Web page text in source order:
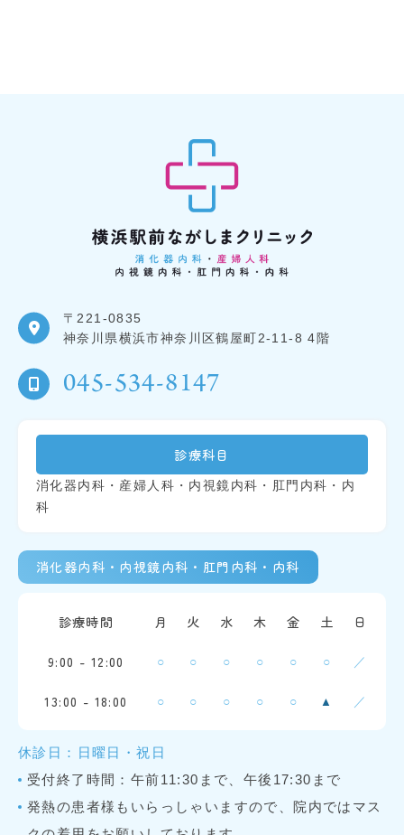
〒221-0835
神奈川県横浜市神奈川区鶴屋町2-11-8 4階
045-534-8147
診療科目
消化器内科・産婦人科・内視鏡内科・肛門内科・内
科
消化器内科・内視鏡内科・肛門内科・内科
診療時間 月 火 水 木 金 土 日
9:00 - 12:00 ○ ○ ○ ○ ○ ○ ／
13:00 - 18:00 ○ ○ ○ ○ ○ ▲ ／
休診日：日曜日・祝日
受付終了時間：午前11:30まで、午後17:30まで
発熱の患者様もいらっしゃいますので、院内ではマス